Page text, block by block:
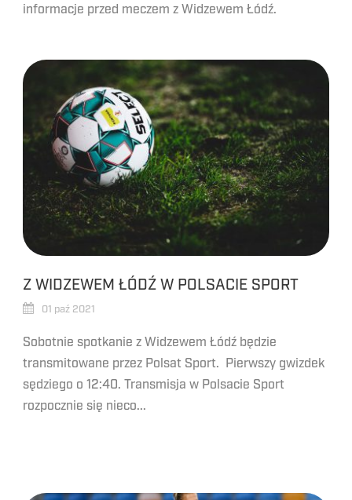
informacje przed meczem z Widzewem Łódź.
Z WIDZEWEM ŁÓDŹ W POLSACIE SPORT
01 paź 2021
Sobotnie spotkanie z Widzewem Łódź będzie
transmitowane przez Polsat Sport. Pierwszy gwizdek
sędziego o 12:40. Transmisja w Polsacie Sport
rozpocznie się nieco...